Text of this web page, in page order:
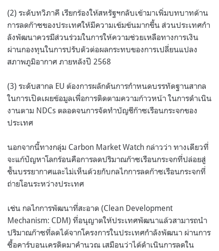
(2) ระดับทวิภาคี เรียกร้องให้สหรัฐฯกลับเข้ามาเพิ่มบทบาทด้าน
การลดก๊าซของประเทศให้มีความเข้มข้นมากขึ้น ส่วนประเทศกํา
ลังพัฒนาควรมีส่วนร่วมในการให้ความช่วยเหลือทางการเงิน
ผ่านกองทุนในการปรับตัวต่อผลกระทบของการเปลี่ยนแปลง
สภาพภูมิอากาศ ภายหลังปี 2568
(3) ระดับสากล EU ต้องการผลักดันการกําหนดบรรทัดฐานสากล
ในการเปิดเผยข้อมูลเพื่อการติดตามความก้าวหน้า ในการดําเนิน
งานตาม NDCs ตลอดจนการจัดทําบัญชีก๊าซเรือนกระจกของ
ประเทศ
นอกจากนี้ทางกลุ่ม Carbon Market Watch กล่าวว่า ทางเดียวที่
จะแก้ปัญหาโลกร้อนคือการลดปริมาณก๊าซเรือนกระจกที่ปล่อยสู่
ชั้นบรรยากาศและไม่เห็นด้วยกับกลไกการลดก๊าซเรือนกระจกที่
ถ่ายโอนระหว่างประเทศ
เช่น กลไกการพัฒนาที่สะอาด (Clean Development
Mechanism: CDM) ที่อนุญาตให้ประเทศพัฒนาแล้วสามารถนํา
ปริมาณก๊าซที่ลดได้จากโครงการในประเทศกําลังพัฒนา ผ่านการ
ซื้อคาร์บอนเครดิตมาคํานวณ เสมือนว่าได้ดําเนินการลดใน